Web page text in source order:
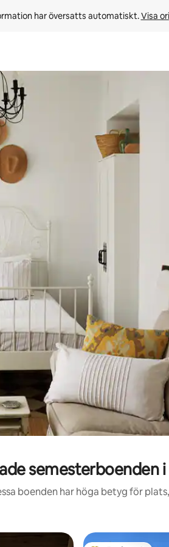
har översatts automatiskt. Visa
eller utforska genom att trycka
semesterboenden i
boenden har höga betyg för